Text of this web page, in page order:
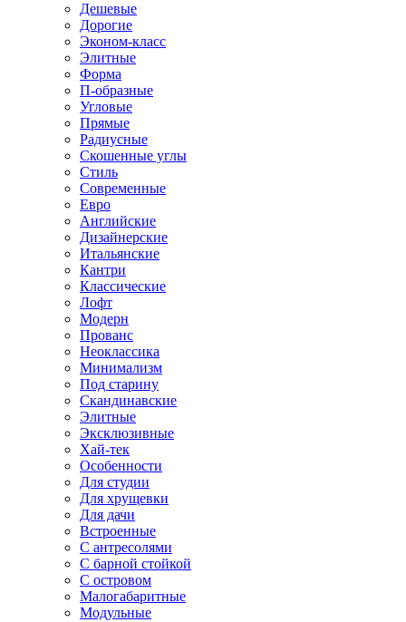
Дешевые
Дорогие
Эконом-класс
Элитные
Форма
П-образные
Угловые
Прямые
Радиусные
Скошенные углы
Стиль
Современные
Евро
Английские
Дизайнерские
Итальянские
Кантри
Классические
Лофт
Модерн
Прованс
Неоклассика
Минимализм
Под старину
Скандинавские
Элитные
Эксклюзивные
Хай-тек
Особенности
Для студии
Для хрущевки
Для дачи
Встроенные
С антресолями
С барной стойкой
С островом
Малогабаритные
Модульные